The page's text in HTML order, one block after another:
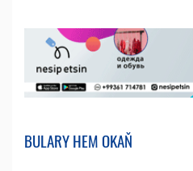
BULARY HEM OKAŇ